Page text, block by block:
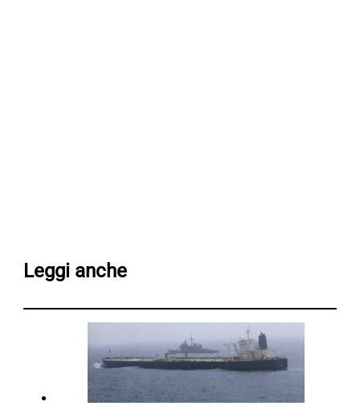
Leggi anche